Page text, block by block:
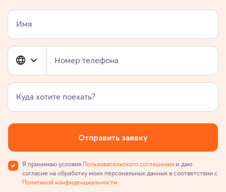
Имя
Номер телефона
Куда хотите поехать?
Отправить заявку
Я принимаю условия Пользовательского соглашения и даю
согласие на обработку моих персональных данных в соответствии с
Политикой конфиденциальности